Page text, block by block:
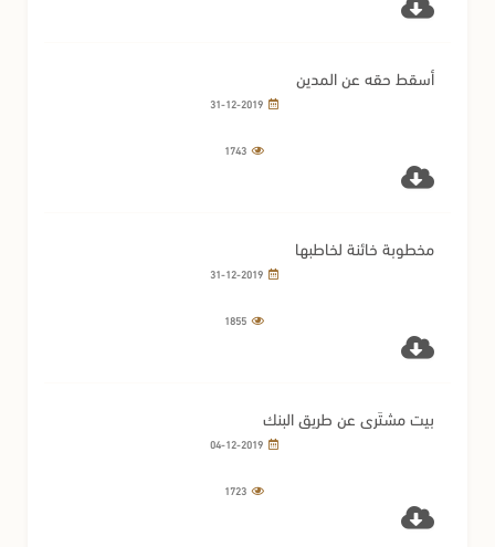
أسقط حقه عن المدين
31-12-2019
1743
مخطوبة خائنة لخاطبها
31-12-2019
1855
بيت مشتَرى عن طريق البنك
04-12-2019
1723